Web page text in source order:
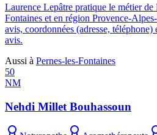
Laurence Lepâtre pratique le métier de
Fontaines et en région Provence-
avis, coordonnées (adresse,
avis.
Aussi à Pernes-les-Fontaines
50
NM
Nehdi Millet Bouhassoun